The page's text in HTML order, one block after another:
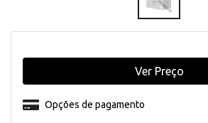
Opções de pagamento
Ver Preço